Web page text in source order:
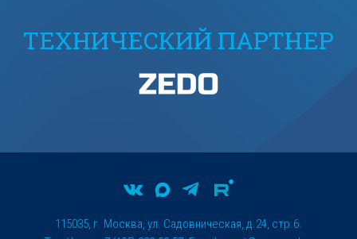
ТЕХНИЧЕСКИЙ ПАРТНЕР
115035, г. Москва, ул. Садовническая, д.24, стр.6.